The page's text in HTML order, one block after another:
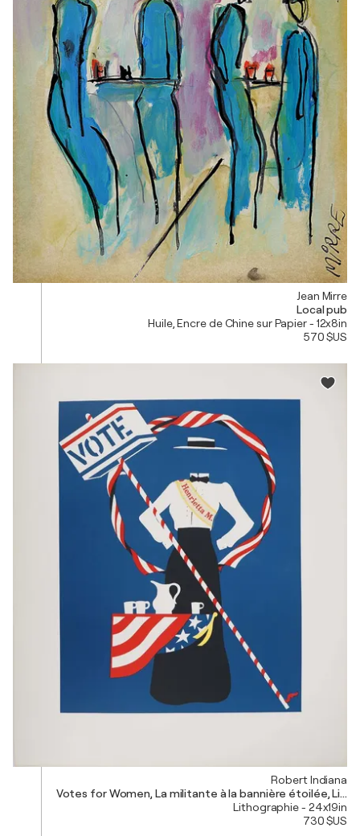
Jean Mirre
Local pub
Huile, Encre de Chine sur Papier - 12x8in
570 $US
Robert Indiana
Votes for Women, La militante à la bannière étoilée,
Lithographie - 24x19in
730 $US